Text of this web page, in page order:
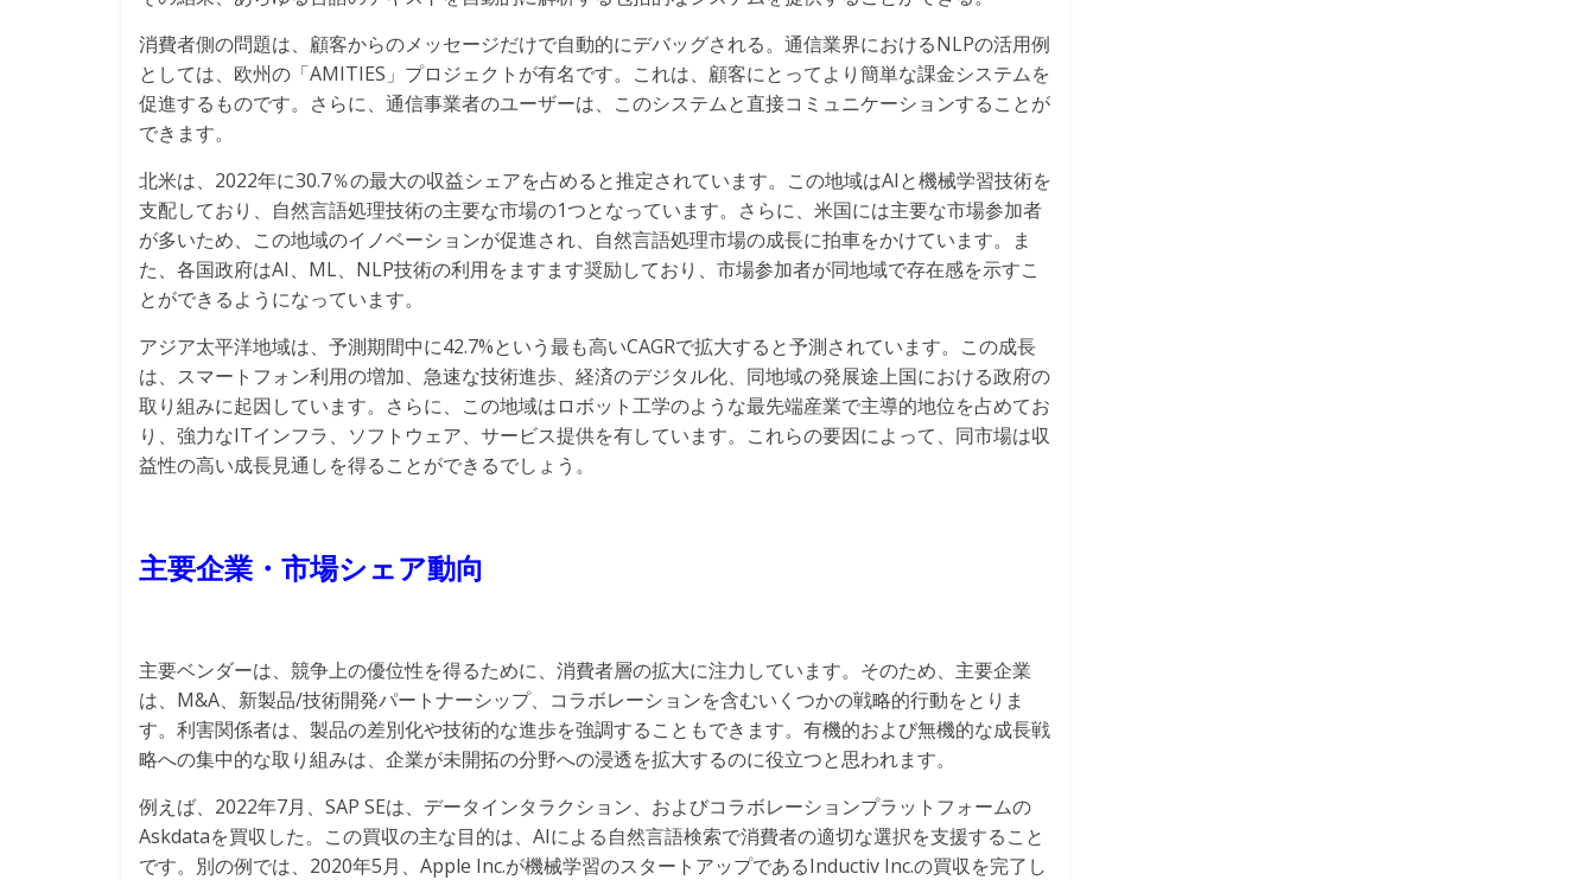
消費者側の問題は、顧客からのメッセージだけで自動的にデバッグされる。通信業界におけるNLPの活用例
としては、欧州の「AMITIES」プロジェクトが有名です。これは、顧客にとってより簡単な課金システムを
促進するものです。さらに、通信事業者のユーザーは、このシステムと直接コミュニケーションすることが
できます。
北米は、2022年に30.7％の最大の収益シェアを占めると推定されています。この地域はAIと機械学習技術を
支配しており、自然言語処理技術の主要な市場の1つとなっています。さらに、米国には主要な市場参加者
が多いため、この地域のイノベーションが促進され、自然言語処理市場の成長に拍車をかけています。ま
た、各国政府はAI、ML、NLP技術の利用をますます奨励しており、市場参加者が同地域で存在感を示すこ
とができるようになっています。
アジア太平洋地域は、予測期間中に42.7%という最も高いCAGRで拡大すると予測されています。この成長
は、スマートフォン利用の増加、急速な技術進歩、経済のデジタル化、同地域の発展途上国における政府の
取り組みに起因しています。さらに、この地域はロボット工学のような最先端産業で主導的地位を占めてお
り、強力なITインフラ、ソフトウェア、サービス提供を有しています。これらの要因によって、同市場は収
益性の高い成長見通しを得ることができるでしょう。
主要企業・市場シェア動向
主要ベンダーは、競争上の優位性を得るために、消費者層の拡大に注力しています。そのため、主要企業
は、M&A、新製品/技術開発パートナーシップ、コラボレーションを含むいくつかの戦略的行動をとりま
す。利害関係者は、製品の差別化や技術的な進歩を強調することもできます。有機的および無機的な成長戦
略への集中的な取り組みは、企業が未開拓の分野への浸透を拡大するのに役立つと思われます。
例えば、2022年7月、SAP SEは、データインタラクション、およびコラボレーションプラットフォームの
Askdataを買収した。この買収の主な目的は、AIによる自然言語検索で消費者の適切な選択を支援すること
です。別の例では、2020年5月、Apple Inc.が機械学習のスタートアップであるInductiv Inc.の買収を完了し